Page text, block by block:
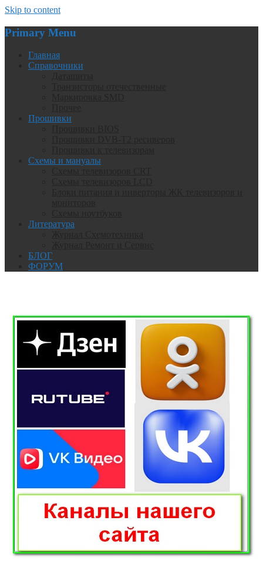
Skip to content
Primary Menu
Главная
Справочники
Прошивки
Схемы и мануалы
Литература
БЛОГ
ФОРУМ